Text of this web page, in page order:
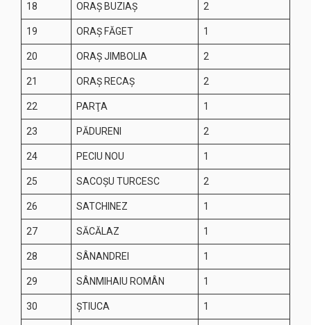
18 ORAŞ BUZIAŞ 2
19 ORAŞ FĂGET 1
20 ORAŞ JIMBOLIA 2
21 ORAŞ RECAŞ 2
22 PARŢA 1
23 PĂDURENI 2
24 PECIU NOU 1
25 SACOŞU TURCESC 2
26 SATCHINEZ 1
27 SĂCĂLAZ 1
28 SÂNANDREI 1
29 SÂNMIHAIU ROMÂN 1
30 ŞTIUCA 1